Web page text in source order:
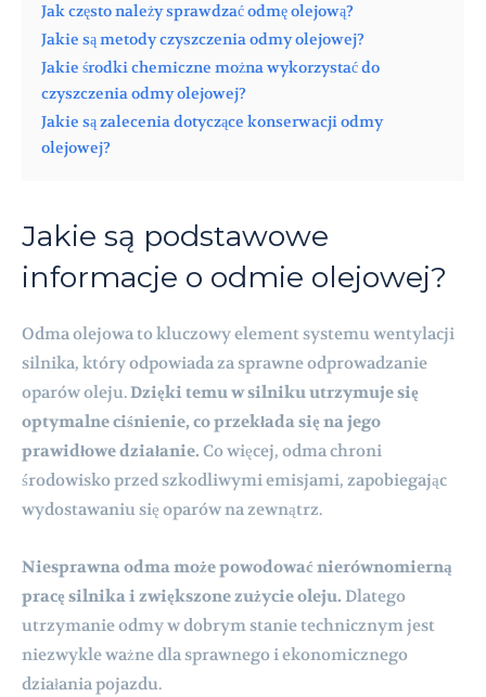
Jak często należy sprawdzać odmę olejową?
Jakie są metody czyszczenia odmy olejowej?
Jakie środki chemiczne można wykorzystać do
czyszczenia odmy olejowej?
Jakie są zalecenia dotyczące konserwacji odmy
olejowej?
Jakie są podstawowe
informacje o odmie olejowej?
Odma olejowa to kluczowy element systemu wentylacji
silnika, który odpowiada za sprawne odprowadzanie
oparów oleju.Dzięki temu w silniku utrzymuje się
optymalne ciśnienie, co przekłada się na jego
prawidłowe działanie. Co więcej, odma chroni
środowisko przed szkodliwymi emisjami, zapobiegając
wydostawaniu się oparów na zewnątrz.
Niesprawna odma może powodować nierównomierną
pracę silnika i zwiększone zużycie oleju. Dlatego
utrzymanie odmy w dobrym stanie technicznym jest
niezwykle ważne dla sprawnego i ekonomicznego
działania pojazdu.